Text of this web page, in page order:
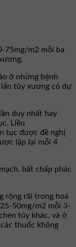
75mg/m2 mỗi ba
ở những bệnh
tủy xương có dự
duy nhất hay
Liều
tục được đề nghị
lập lại mỗi 4
bất chấp phác
rộng rãi trong hoá
50mg/m2 mỗi 3-
tủy khác, và ở
thuốc không